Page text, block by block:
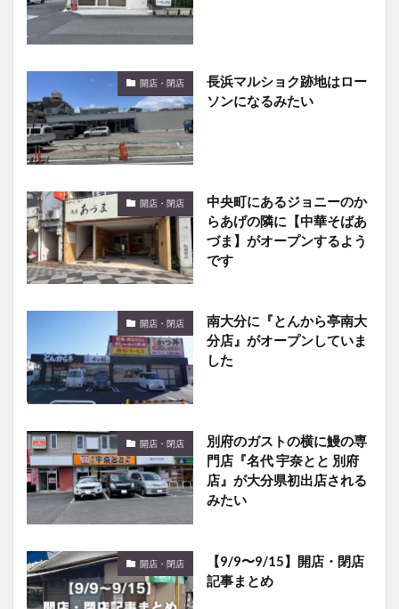
開店・閉店
長浜マルショク跡地はロー
ソンになるみたい
開店・閉店
中央町にあるジョニーのか
らあげの隣に【中華そばあ
づま】がオープンするよう
です
開店・閉店
南大分に『とんから亭南大
分店』がオープンしていま
した
開店・閉店
別府のガストの横に鰻の専
門店『名代 宇奈とと 別府
店』が大分県初出店される
みたい
開店・閉店
【9/9〜9/15】開店・閉店
記事まとめ